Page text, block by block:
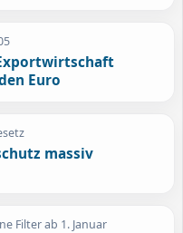
Euro
massiv
Filter ab 1. Januar